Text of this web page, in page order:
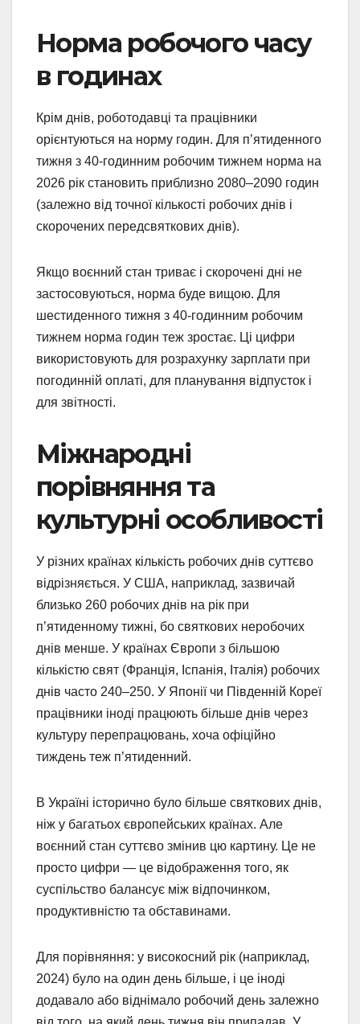
Норма робочого часу
в годинах
Крім днів, роботодавці та працівники
орієнтуються на норму годин. Для п’ятиденного
тижня з 40-годинним робочим тижнем норма на
2026 рік становить приблизно 2080–2090 годин
(залежно від точної кількості робочих днів і
скорочених передсвяткових днів).
Якщо воєнний стан триває і скорочені дні не
застосовуються, норма буде вищою. Для
шестиденного тижня з 40-годинним робочим
тижнем норма годин теж зростає. Ці цифри
використовують для розрахунку зарплати при
погодинній оплаті, для планування відпусток і
для звітності.
Міжнародні
порівняння та
культурні особливості
У різних країнах кількість робочих днів суттєво
відрізняється. У США, наприклад, зазвичай
близько 260 робочих днів на рік при
п’ятиденному тижні, бо святкових неробочих
днів менше. У країнах Європи з більшою
кількістю свят (Франція, Іспанія, Італія) робочих
днів часто 240–250. У Японії чи Південній Кореї
працівники іноді працюють більше днів через
культуру перепрацювань, хоча офіційно
тиждень теж п’ятиденний.
В Україні історично було більше святкових днів,
ніж у багатьох європейських країнах. Але
воєнний стан суттєво змінив цю картину. Це не
просто цифри — це відображення того, як
суспільство балансує між відпочинком,
продуктивністю та обставинами.
Для порівняння: у високосний рік (наприклад,
2024) було на один день більше, і це іноді
додавало або віднімало робочий день залежно